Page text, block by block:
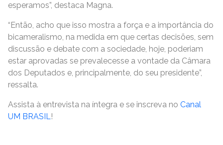
esperamos”, destaca Magna.
“Então, acho que isso mostra a força e a importância do
bicameralismo, na medida em que certas decisões, sem
discussão e debate com a sociedade, hoje, poderiam
estar aprovadas se prevalecesse a vontade da Câmara
dos Deputados e, principalmente, do seu presidente”,
ressalta.
Assista à entrevista na íntegra e se inscreva no Canal
UM BRASIL!